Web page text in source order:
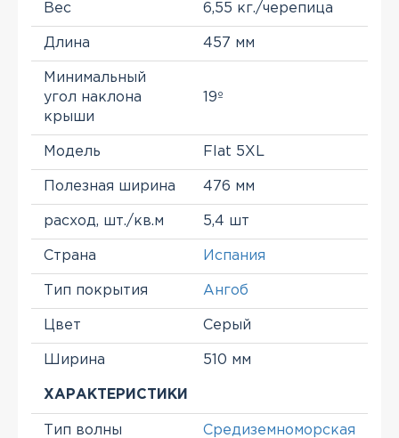
Вес 6,55 кг./черепица
Длина 457 мм
Минимальный
угол наклона
крыши
19º
Модель Flat 5XL
Полезная ширина 476 мм
расход, шт./кв.м 5,4 шт
Страна Испания
Тип покрытия Ангоб
Цвет Серый
Ширина 510 мм
ХАРАКТЕРИСТИКИ
Тип волны Средиземноморская